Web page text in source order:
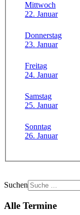
Mittwoch
22. Januar
Donnerstag
23. Januar
Freitag
24. Januar
Samstag
25. Januar
Sonntag
26. Januar
Suchen
Alle Termine